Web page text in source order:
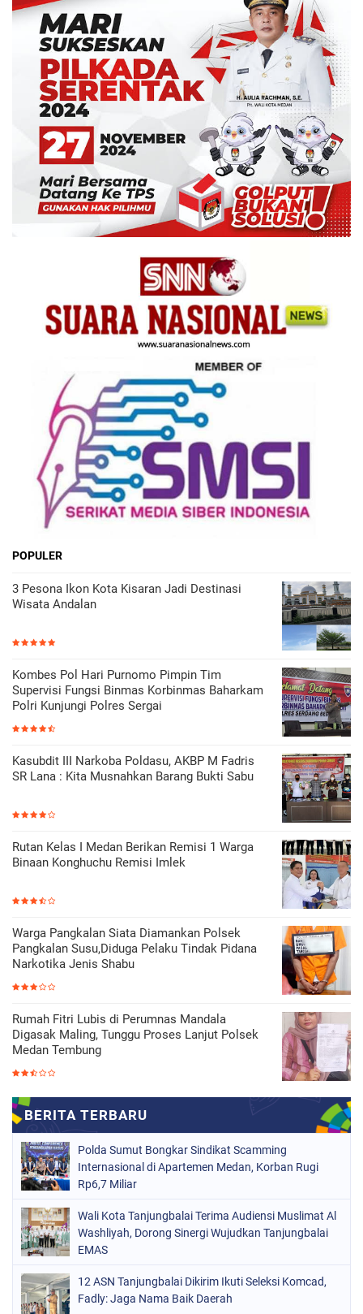
POPULER
3 Pesona Ikon Kota Kisaran Jadi Destinasi
Wisata Andalan
Kombes Pol Hari Purnomo Pimpin Tim
Supervisi Fungsi Binmas Korbinmas Baharkam
Polri Kunjungi Polres Sergai
Kasubdit III Narkoba Poldasu, AKBP M Fadris
SR Lana : Kita Musnahkan Barang Bukti Sabu
Rutan Kelas I Medan Berikan Remisi 1 Warga
Binaan Konghuchu Remisi Imlek
Warga Pangkalan Siata Diamankan Polsek
Pangkalan Susu,Diduga Pelaku Tindak Pidana
Narkotika Jenis Shabu
Rumah Fitri Lubis di Perumnas Mandala
Digasak Maling, Tunggu Proses Lanjut Polsek
Medan Tembung
Polda Sumut Bongkar Sindikat Scamming
Internasional di Apartemen Medan, Korban Rugi
Rp6,7 Miliar
Wali Kota Tanjungbalai Terima Audiensi Muslimat Al
Washliyah, Dorong Sinergi Wujudkan Tanjungbalai
EMAS
12 ASN Tanjungbalai Dikirim Ikuti Seleksi Komcad,
Fadly: Jaga Nama Baik Daerah